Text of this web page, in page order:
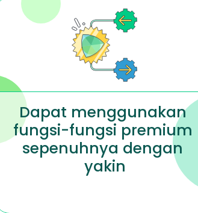
Dapat menggunakan
fungsi-fungsi premium
sepenuhnya dengan
yakin